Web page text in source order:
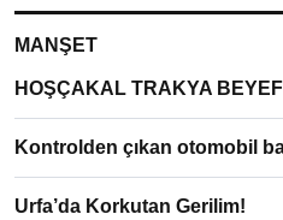
MANŞET
HOŞÇAKAL TRAKYA
Kontrolden çıkan otomobil
Urfa’da Korkutan Gerilim!